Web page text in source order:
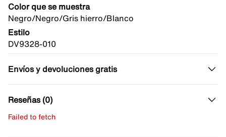
Color que se muestra
Negro/Negro/Gris hierro/Blanco
Estilo
DV9328-010
Envíos y devoluciones gratis
Reseñas (0)
Failed to fetch